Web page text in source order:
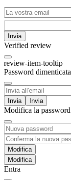
Invia
Verified review
review-item-tooltip
Password dimenticata
Invia
Modifica la password
Modifica
Entra